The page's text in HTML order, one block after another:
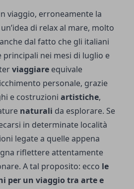
viaggio, erroneamente la
di relax al mare, molto
dal fatto che gli italiani
nei mesi di luglio e
viaggiare equivale
personale, grazie
e costruzioni artistiche,
naturali da esplorare. Se
in determinate località
legate a quelle appena
riflettere attentamente
A tal proposito: ecco le
per un viaggio tra arte e